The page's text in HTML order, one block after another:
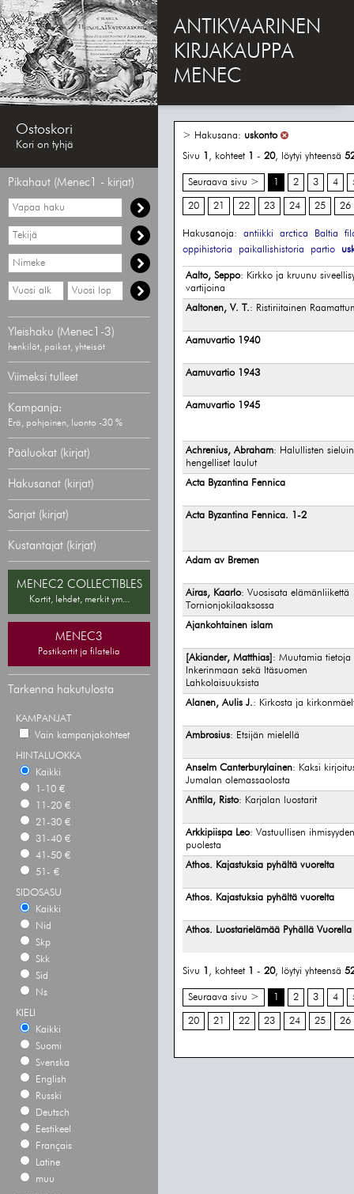
ANTIKVAARINEN
KIRJAKAUPPA
MENEC
Ostoskori
Kori on tyhjä
Pikahaut (Menec1 - kirjat)
Vapaa
haku
Hae
tekijää
Hae
nimekettä
Hae
vähimmäisvuosi
Hae
enimmäisvuosi
Yleishaku (Menec1-3)
henkilöt, paikat, yhteisöt
Viimeksi tulleet
Kampanja:
Erä, pohjoinen, luonto -30 %
Pääluokat (kirjat)
Hakusanat (kirjat)
Sarjat (kirjat)
Kustantajat (kirjat)
MENEC2 COLLECTIBLES
Kortit, lehdet, merkit ym...
MENEC3
Postikortit ja filatelia
Tarkenna hakutulosta
KAMPANJAT
Vain kampanjakohteet
HINTALUOKKA
Kaikki
1-10 €
11-20 €
21-30 €
31-40 €
41-50 €
51- €
SIDOSASU
Kaikki
Nid
Skp
Skk
Sid
Ns
KIELI
Kaikki
Suomi
Svenska
English
Russki
Deutsch
Eestikeel
Français
Latine
muu
> Hakusana: uskonto
Sivu 1 , kohteet 1 - 20, löytyi yhteensä
Seuraava sivu > 1 2 3 4
20 21 22 23 24 25 26
Hakusanoja: antiikki arctica Baltia
oppihistoria
paikallishistoria partio
Aalto, Seppo: Kirkko ja kruunu
vartijoina
Aaltonen, V. T.: Ristiriitainen
Aamuvartio 1940
Aamuvartio 1943
Aamuvartio 1945
Achrenius, Abraham: Halullisten sieluin
hengelliset laulut
Acta Byzantina Fennica
Acta Byzantina Fennica. 1-2
Adam av Bremen
Airas, Kaarlo: Vuosisata elämänliikettä
Tornionjokilaaksossa
Ajankohtainen islam
[Akiander, Matthias] : Muutamia tietoja
Inkerinmaan sekä Itäsuomen
Lahkolaisuuksista
Alanen, Aulis J.: Kirkosta ja
Ambrosius: Etsijän mielellä
Anselm Canterburylainen: Kaksi
Jumalan olemassaolosta
Anttila, Risto: Karjalan luostarit
Arkkipiispa Leo: Vastuullisen ihmisyyden
puolesta
Athos. Kajastuksia pyhältä vuorelta
Athos. Kajastuksia pyhältä vuorelta
Athos. Luostarielämää Pyhällä Vuorella
Sivu 1 , kohteet 1 - 20, löytyi yhteensä
Seuraava sivu > 1 2 3 4
20 21 22 23 24 25 26